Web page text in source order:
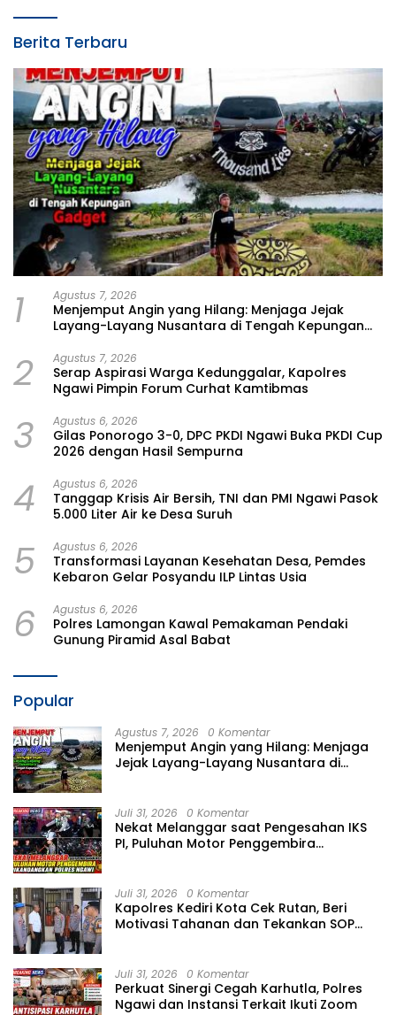
Berita Terbaru
1 Agustus 7, 2026
Menjemput Angin yang Hilang: Menjaga Jejak
Layang-Layang Nusantara di Tengah Kepungan
2 Agustus 7, 2026
Serap Aspirasi Warga Kedunggalar, Kapolres
Ngawi Pimpin Forum Curhat Kamtibmas
3 Agustus 6, 2026
Gilas Ponorogo 3-0, DPC PKDI Ngawi Buka PKDI Cup
2026 dengan Hasil Sempurna
4 Agustus 6, 2026
Tanggap Krisis Air Bersih, TNI dan PMI Ngawi Pasok
5.000 Liter Air ke Desa Suruh
5 Agustus 6, 2026
Transformasi Layanan Kesehatan Desa, Pemdes
Kebaron Gelar Posyandu ILP Lintas Usia
6 Agustus 6, 2026
Polres Lamongan Kawal Pemakaman Pendaki
Gunung Piramid Asal Babat
Popular
Agustus 7, 2026 0 Komentar
Menjemput Angin yang Hilang: Menjaga
Jejak Layang-Layang Nusantara di
Juli 31, 2026 0 Komentar
Nekat Melanggar saat Pengesahan IKS
PI, Puluhan Motor Penggembira
Juli 31, 2026 0 Komentar
Kapolres Kediri Kota Cek Rutan, Beri
Motivasi Tahanan dan Tekankan SOP
Juli 31, 2026 0 Komentar
Perkuat Sinergi Cegah Karhutla, Polres
Ngawi dan Instansi Terkait Ikuti Zoom